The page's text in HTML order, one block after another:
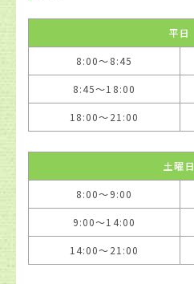
平日
8:00〜8:45
8:45〜18:00
18:00〜21:00
土曜日
8:00〜9:00
9:00〜14:00
14:00〜21:00